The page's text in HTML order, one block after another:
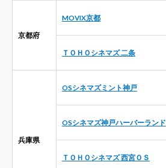
京都府
MOVIX京都
ＴＯＨＯシネマズ 二条
兵庫県
OSシネマズミント神戸
OSシネマズ神戸ハーバーランド
ＴＯＨＯシネマズ 西宮ＯＳ